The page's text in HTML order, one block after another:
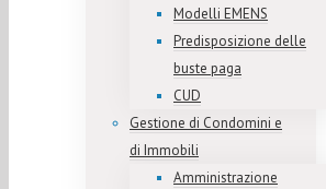
Modelli EMENS
Predisposizione delle
buste paga
CUD
Gestione di Condomini e
di Immobili
Amministrazione